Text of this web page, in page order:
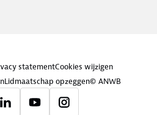
statementCookies wijzigen
Lidmaatschap opzeggen© ANWB